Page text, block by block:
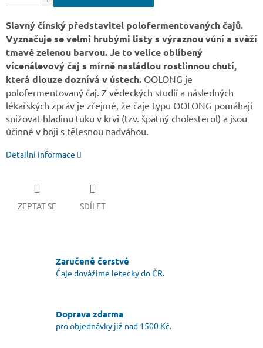
Slavný čínský představitel polofermentovaných čajů.
Vyznačuje se velmi hrubými listy s výraznou vůní a svěží
tmavě zelenou barvou. Je to velice oblíbený
vícenálevový čaj s mírně nasládlou rostlinnou chutí,
která dlouze doznívá v ústech. OOLONG je
polofermentovaný čaj. Z vědeckých studií a následných
lékařských zpráv je zřejmé, že čaje typu OOLONG pomáhají
snižovat hladinu tuku v krvi (tzv. špatný cholesterol) a jsou
účinné v boji s tělesnou nadváhou.
Detailní informace
ZEPTAT SE SDÍLET
Zaručeně čerstvé
Čaje dovážíme letecky do ČR.
Doprava zdarma
pro objednávky již nad 1500 Kč.